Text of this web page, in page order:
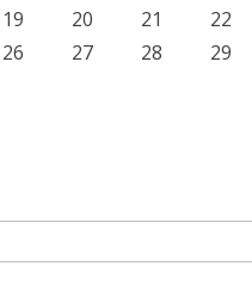
19 20 21 22
26 27 28 29